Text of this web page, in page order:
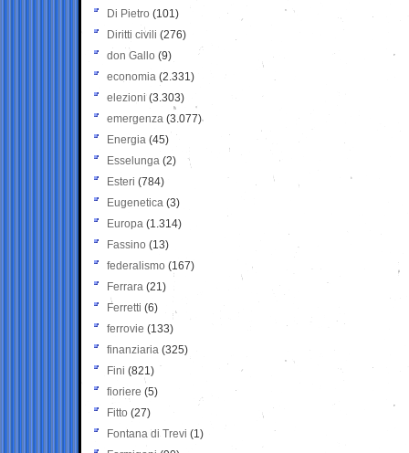
Di Pietro (101)
Diritti civili (276)
don Gallo (9)
economia (2.331)
elezioni (3.303)
emergenza (3.077)
Energia (45)
Esselunga (2)
Esteri (784)
Eugenetica (3)
Europa (1.314)
Fassino (13)
federalismo (167)
Ferrara (21)
Ferretti (6)
ferrovie (133)
finanziaria (325)
Fini (821)
fioriere (5)
Fitto (27)
Fontana di Trevi (1)